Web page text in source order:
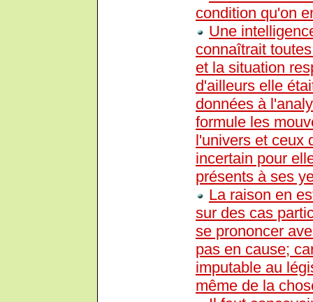
condition qu'on
Une
connaîtrait
et la situation
d'ailleurs elle
données à
formule les
l'univers et ceux
incertain pour
présents à ses
La raison en
sur des cas
se prononcer
pas en cause;
imputable au
même de la